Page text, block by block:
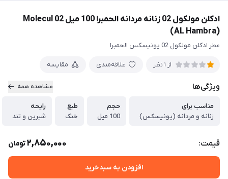
ادکلن مولکول 02 زنانه مردانه الحمبرا 100 میل Molecul 02
(AL Hambra)
عطر ادکلن مولکول 02 یونیسکس الحمبرا
از 1 نظر علاقه‌مندی مقایسه
ویژگی‌ها مشاهده همه
مناسب برای
زنانه و مردانه (یونیسکس)
حجم
100 میل
طبع
خنک
رایحه
شیرین و تند
قیمت: 2,850,000تومان
افزودن به سبدخرید